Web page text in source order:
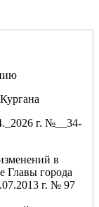
г. №__34-
в
Главы города
г. № 97